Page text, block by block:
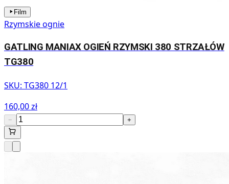
Film
Rzymskie ognie
GATLING MANIAX OGIEŃ RZYMSKI 380 STRZAŁÓW
TG380
SKU: TG380 12/1
160,00 zł
− +